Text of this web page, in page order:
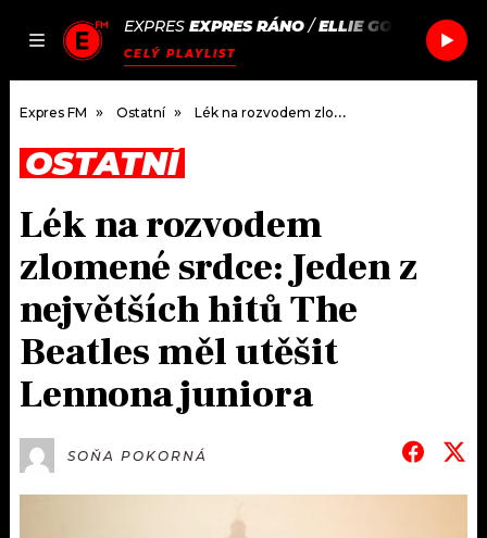
JAK
SEZNAM.CZ
EXPRES EXPRES RÁNO/ELLIE GOULDING
CELÝ PLAYLIST
DOMŮ
ČLÁNKY
HUDBA
ROZHOVORY
#NEBUDUDOMA
KALENDÁŘ
PODCASTY
JAK NALADIT
RÁDIO
APLIKACE
SOUTĚŽE
Expres FM Ostatní Lék na rozvodem zlomené srdce: Jeden z největších hitů The Beatles měl utěšit Lennona juniora
OSTATNÍ
Lék na rozvodem
zlomené srdce: Jeden z
největších hitů The
Beatles měl utěšit
Lennona juniora
SOŇA POKORNÁ